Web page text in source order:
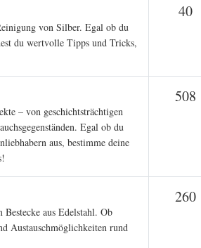
von Silber. Egal ob du
du wertvolle Tipps und Tricks,
40
– von geschichtsträchtigen
Egal ob du
aus, bestimme deine
508
aus Edelstahl. Ob
Austauschmöglichkeiten rund
260